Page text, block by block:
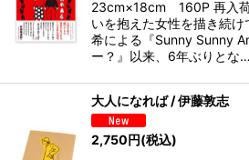
23cm×18cm 160P 再入
いを抱えた女性を描き続
希による『Sunny Sunny
ー？』以来、6年ぶりとな…
大人になれば / 伊藤敦志
2,750円(税込)